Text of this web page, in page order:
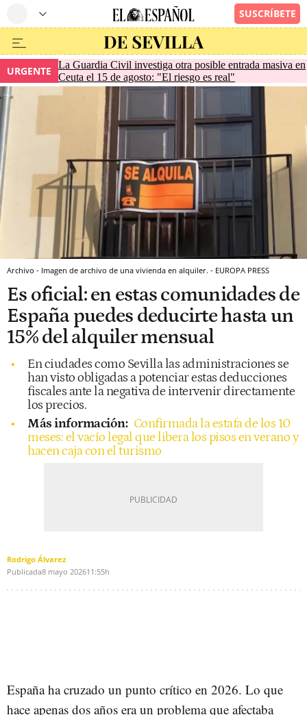
URGENTE
La Guardia Civil investiga otra posible entrada masiva en
Ceuta el 15 de agosto: "El riesgo es real"
Archivo - Imagen de archivo de una vivienda en alquiler. - EUROPA PRESS
Es oficial: en estas comunidades de
España puedes deducirte hasta un
15% del alquiler mensual
En ciudades como Sevilla las administraciones se
han visto obligadas a potenciar estas deducciones
fiscales ante la negativa de intervenir directamente
los precios.
Más información: Confirmada la estafa de los 10
meses: el vacío legal que libera los pisos en verano y
hacen caja con el turismo
Rodrigo Álvarez
Publicada8 mayo 202611:55h
España ha cruzado un punto crítico en 2026. Lo que
hace apenas dos años era un problema que afectaba